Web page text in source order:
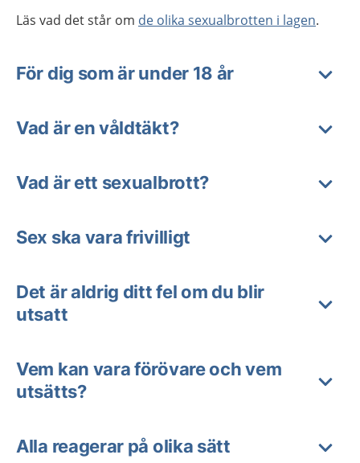
Läs vad det står om de olika sexualbrotten i lagen.
För dig som är under 18 år
Vad är en våldtäkt?
Vad är ett sexualbrott?
Sex ska vara frivilligt
Det är aldrig ditt fel om du blir
utsatt
Vem kan vara förövare och vem
utsätts?
Alla reagerar på olika sätt